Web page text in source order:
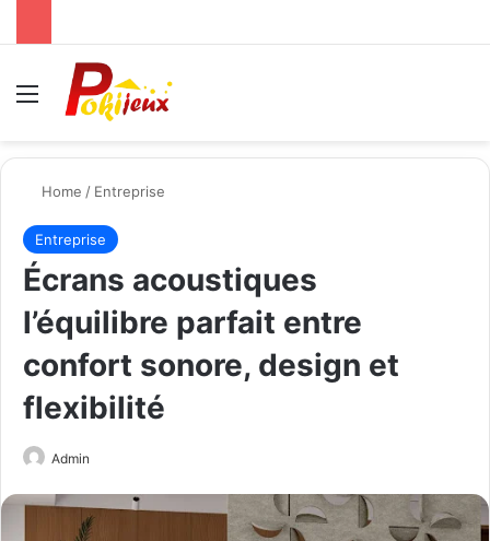
Menu
Home / Entreprise
Entreprise
Écrans acoustiques
l’équilibre parfait entre
confort sonore, design et
flexibilité
Admin
email